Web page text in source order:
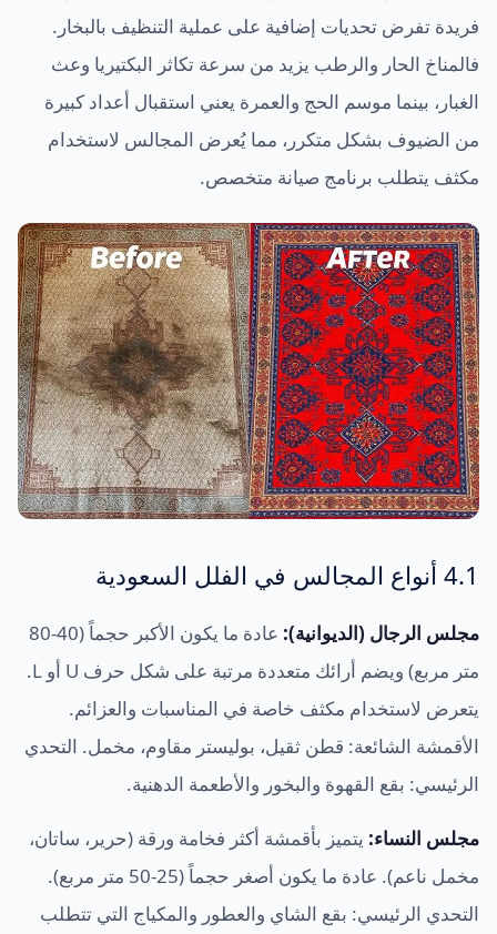
فريدة تفرض تحديات إضافية على عملية التنظيف بالبخار.
فالمناخ الحار والرطب يزيد من سرعة تكاثر البكتيريا وعث
الغبار، بينما موسم الحج والعمرة يعني استقبال أعداد كبيرة
من الضيوف بشكل متكرر، مما يُعرض المجالس لاستخدام
مكثف يتطلب برنامج صيانة متخصص.
4.1 أنواع المجالس في الفلل السعودية
مجلس الرجال (الديوانية):
عادة ما يكون الأكبر حجماً (40-80
متر مربع) ويضم أرائك متعددة مرتبة على شكل حرف U أو L.
يتعرض لاستخدام مكثف خاصة في المناسبات والعزائم.
الأقمشة الشائعة: قطن ثقيل، بوليستر مقاوم، مخمل. التحدي
الرئيسي: بقع القهوة والبخور والأطعمة الدهنية.
مجلس النساء: يتميز بأقمشة أكثر فخامة ورقة (حرير، ساتان،
مخمل ناعم). عادة ما يكون أصغر حجماً (25-50 متر مربع).
التحدي الرئيسي: بقع الشاي والعطور والمكياج التي تتطلب